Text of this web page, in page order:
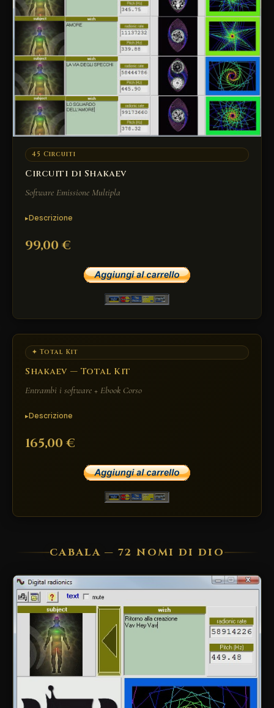
45 Circuiti
Circuiti di Shakaev
Software Emissione Multipla
Descrizione
99,00 €
✦ Total Kit
Shakaev — Total Kit
Entrambi i software + Ebook Corso
Descrizione
165,00 €
CABALA — 72 NOMI DI DIO